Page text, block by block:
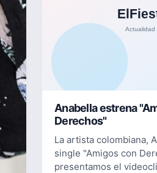
Anabella estrena
Derechos"
La artista colombiana,
single "Amigos con
presentamos el